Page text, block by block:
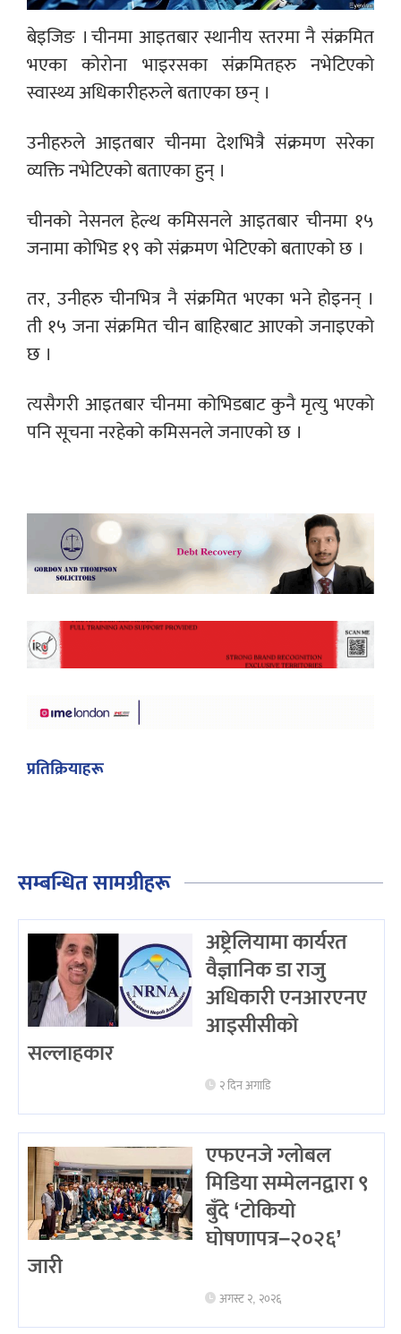
बेइजिङ । चीनमा आइतबार स्थानीय स्तरमा नै संक्रमित
भएका कोरोना भाइरसका संक्रमितहरु नभेटिएको
स्वास्थ्य अधिकारीहरुले बताएका छन् ।
उनीहरुले आइतबार चीनमा देशभित्रै संक्रमण सरेका
व्यक्ति नभेटिएको बताएका हुन् ।
चीनको नेसनल हेल्थ कमिसनले आइतबार चीनमा १५
जनामा कोभिड १९ को संक्रमण भेटिएको बताएको छ ।
तर, उनीहरु चीनभित्र नै संक्रमित भएका भने होइनन् ।
ती १५ जना संक्रमित चीन बाहिरबाट आएको जनाइएको
छ ।
त्यसैगरी आइतबार चीनमा कोभिडबाट कुनै मृत्यु भएको
पनि सूचना नरहेकोकमिसनले जनाएको छ ।
प्रतिक्रियाहरू
सम्बन्धित सामग्रीहरू
अष्ट्रेलियामा कार्यरत
वैज्ञानिक डा राजु
अधिकारी एनआरएनए
आइसीसीको
सल्लाहकार
२ दिन अगाडि
एफएनजे ग्लोबल
मिडिया सम्मेलनद्वारा ९
बुँदे ‘टोकियो
घोषणापत्र–२०२६’
जारी
अगस्ट २, २०२६